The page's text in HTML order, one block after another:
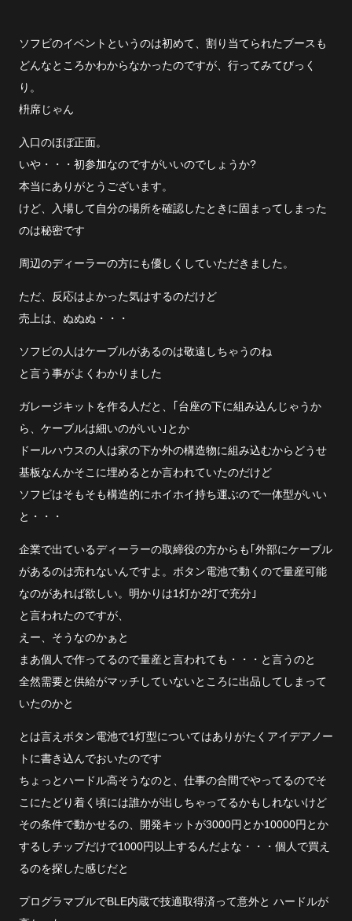
ソフビのイベントというのは初めて、割り当てられたブースも
どんなところかわからなかったのですが、行ってみてびっく
り。
枡席じゃん
入口のほぼ正面。
いや・・・初参加なのですがいいのでしょうか?
本当にありがとうございます。
けど、入場して自分の場所を確認したときに固まってしまった
のは秘密です
周辺のディーラーの方にも優しくしていただきました。
ただ、反応はよかった気はするのだけど
売上は、ぬぬぬ・・・
ソフビの人はケーブルがあるのは敬遠しちゃうのね
と言う事がよくわかりました
ガレージキットを作る人だと、｢台座の下に組み込んじゃうか
ら、ケーブルは細いのがいい｣とか
ドールハウスの人は家の下か外の構造物に組み込むからどうせ
基板なんかそこに埋めるとか言われていたのだけど
ソフビはそもそも構造的にホイホイ持ち運ぶので一体型がいい
と・・・
企業で出ているディーラーの取締役の方からも｢外部にケーブル
があるのは売れないんですよ。ボタン電池で動くので量産可能
なのがあれば欲しい。明かりは1灯か2灯で充分｣
と言われたのですが、
えー、そうなのかぁと
まあ個人で作ってるので量産と言われても・・・と言うのと
全然需要と供給がマッチしていないところに出品してしまって
いたのかと
とは言えボタン電池で1灯型についてはありがたくアイデアノー
トに書き込んでおいたのです
ちょっとハードル高そうなのと、仕事の合間でやってるのでそ
こにたどり着く頃には誰かが出しちゃってるかもしれないけど
その条件で動かせるの、開発キットが3000円とか10000円とか
するしチップだけで1000円以上するんだよな・・・個人で買え
るのを探した感じだと
プログラマブルでBLE内蔵で技適取得済って意外と ハードルが